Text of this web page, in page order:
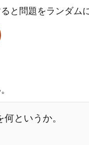
と問題をランダム
というか。